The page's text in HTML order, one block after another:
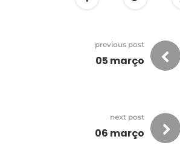
previous post
05 março
next post
06 março